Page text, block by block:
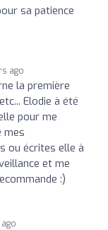
sa patience
ago
la première
Elodie à été
pour me
mes
ou écrites elle à
et me
:)